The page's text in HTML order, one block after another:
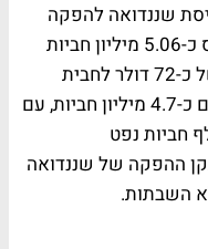
שננדואה להפקה
מלאה. במהלך הרבעון מכרה נאוויטס כ-5.06 מיליון חביות
נפט אקוויוולנטיות, במחיר ממוצע של כ-72 דולר לחבית
WTI. מתוך הכמות הזו, שננדואה תרם כ-4.7 מיליון חביות, עם
יומי ממוצע של כ-52 אלף חביות נפט
ההפקה של שננדואה
השבתות.